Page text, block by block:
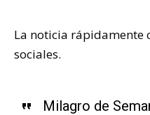
La noticia rápidamente
sociales.
Milagro de